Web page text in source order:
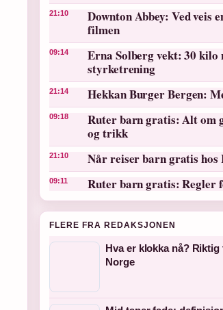
21:10
Downton Abbey: Ved veis
filmen
09:14
Erna Solberg vekt: 30 kilo
styrketrening
21:14 Hekkan Burger Bergen:
09:18
Ruter barn gratis: Alt om
og trikk
21:10 Når reiser barn gratis hos
09:11 Ruter barn gratis: Regler
FLERE FRA REDAKSJONEN
Hva er klokka nå?
Norge